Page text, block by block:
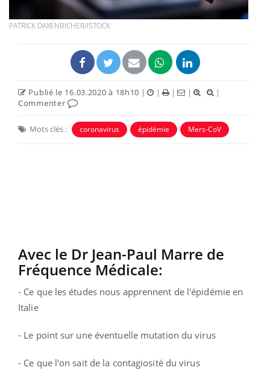
PATRICK DAXENBICHER/ISTOCK
Publié le 16.03.2020 à 18h10 | | | |
|
Commenter
Mots clés : coronavirus épidémie Mers-CoV
Avec le Dr Jean-Paul Marre de
Fréquence Médicale:
- Ce que les études nous apprennent de l'épidémie en
Italie
- Le point sur une éventuelle mutation du virus
- Ce que l'on sait de la contagiosité du virus